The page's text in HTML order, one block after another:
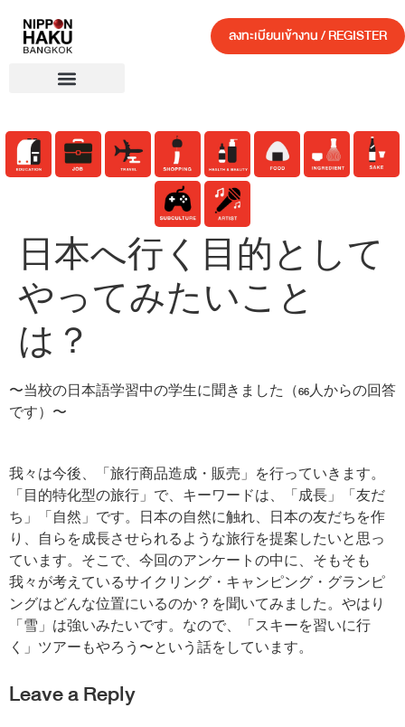
ลงทะเบียนเข้างาน / REGISTER
日本へ行く目的として
やってみたいこと
は？
〜当校の日本語学習中の学生に聞きました（66人からの回答
です）〜
我々は今後、「旅行商品造成・販売」を行っていきます。
「目的特化型の旅行」で、キーワードは、「成長」「友だ
ち」「自然」です。日本の自然に触れ、日本の友だちを作
り、自らを成長させられるような旅行を提案したいと思っ
ています。そこで、今回のアンケートの中に、そもそも
我々が考えているサイクリング・キャンピング・グランピ
ングはどんな位置にいるのか？を聞いてみました。やはり
「雪」は強いみたいです。なので、「スキーを習いに行
く」ツアーもやろう〜という話をしています。
Leave a Reply